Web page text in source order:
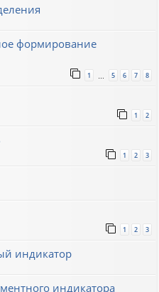
формирование
1 5 6 7 8
1 2
1 2 3
1 2 3
индикатор
индикатора